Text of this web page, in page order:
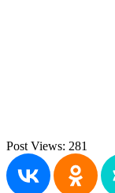
Post Views: 281